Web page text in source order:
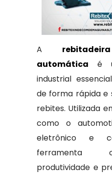
A
automática é
industrial
de forma rápida e
rebites. Utilizada
como o
eletrônico e
ferramenta
produtividade e